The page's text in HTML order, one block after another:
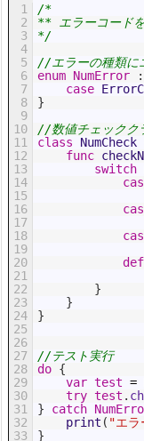
1
2
3
4
5
6
7
8
9
10
11
12
13
14
15
16
17
18
19
20
21
22
23
24
25
26
27
28
29
30
31
32
33
/*
** エラーコードを
*/
//エラーの種類に
enum NumError :
case
}
//数値チェックク
class
NumCheck
func
switch
}
}
}
//テスト実行
do {
var test =
try test .
}
catch
print ( "エラ
}